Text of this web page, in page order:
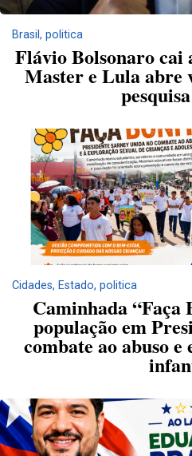
Brasil , politica
Flávio Bolsonaro cai
Master e Lula abre
Cidades, Estado, politica
Caminhada
população em
combate ao abuso